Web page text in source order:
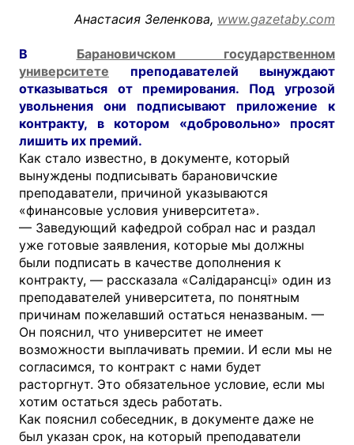
Анастасия Зеленкова, www.gazetaby.com
В Барановичском государственном
университете преподавателей вынуждают
отказываться от премирования. Под угрозой
увольнения они подписывают приложение к
контракту, в котором «добровольно» просят
лишить их премий.
Как стало известно, в документе, который
вынуждены подписывать барановичские
преподаватели, причиной указываются
«финансовые условия университета».
— Заведующий кафедрой собрал нас и раздал
уже готовые заявления, которые мы должны
были подписать в качестве дополнения к
контракту, — рассказала «Салідарансці» один из
преподавателей университета, по понятным
причинам пожелавший остаться неназваным. —
Он пояснил, что университет не имеет
возможности выплачивать премии. И если мы не
согласимся, то контракт с нами будет
расторгнут. Это обязательное условие, если мы
хотим остаться здесь работать.
Как пояснил собеседник, в документе даже не
был указан срок, на который преподаватели